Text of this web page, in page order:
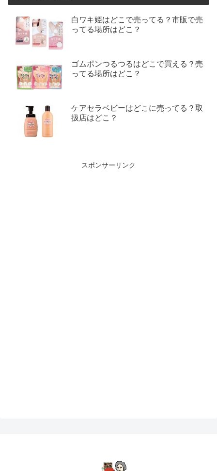
白ワキ姫はどこで売ってる？市販で売
ってる場所はどこ？
ゴムポンつるつるはどこで買える？売
ってる場所はどこ？
ケアセラベビーはどこに売ってる？取
扱店はどこ？
スポンサーリンク